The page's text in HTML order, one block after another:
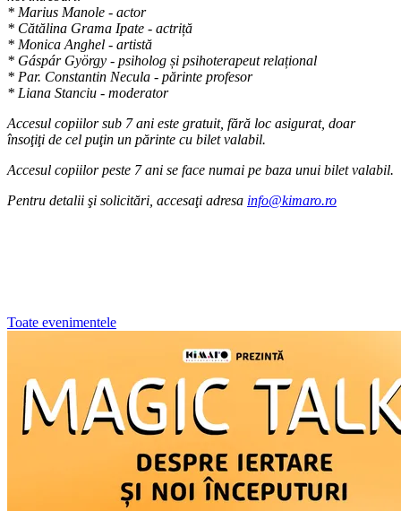
* Marius Manole - actor
* Cătălina Grama Ipate - actriță
* Monica Anghel - artistă
* Gáspár György - psiholog și psihoterapeut relațional
* Par. Constantin Necula - părinte profesor
* Liana Stanciu - moderator
Accesul copiilor sub 7 ani este gratuit, fără loc asigurat, doar
însoţiţi de cel puţin un părinte cu bilet valabil.
Accesul copiilor peste 7 ani se face numai pe baza unui bilet valabil.
Pentru detalii şi solicitări, accesaţi adresa info@kimaro.ro
Toate evenimentele